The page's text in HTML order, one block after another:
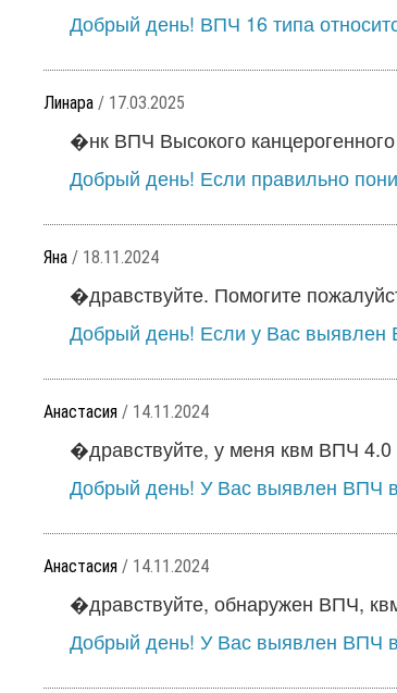
Добрый день! ВПЧ 16 типа
Линара / 17.03.2025
�нк ВПЧ Высокого
Добрый день! Если правильно
Яна / 18.11.2024
�дравствуйте. Помогите
Добрый день! Если у Вас выявлен
Анастасия / 14.11.2024
�дравствуйте, у меня квм ВПЧ
Добрый день! У Вас выявлен ВПЧ
Анастасия / 14.11.2024
�дравствуйте, обнаружен ВПЧ,
Добрый день! У Вас выявлен ВПЧ